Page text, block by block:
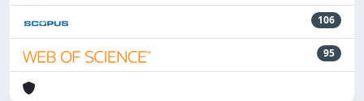
106
95